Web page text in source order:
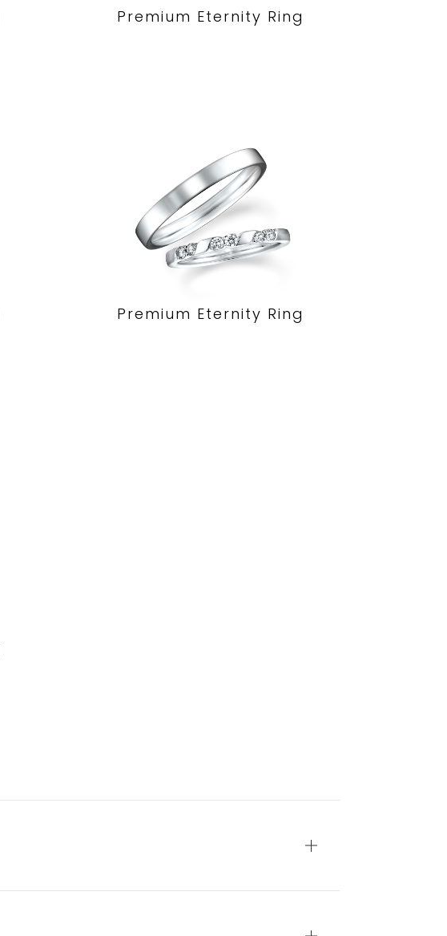
Premium Eternity Ring
Premium Eternity Ring